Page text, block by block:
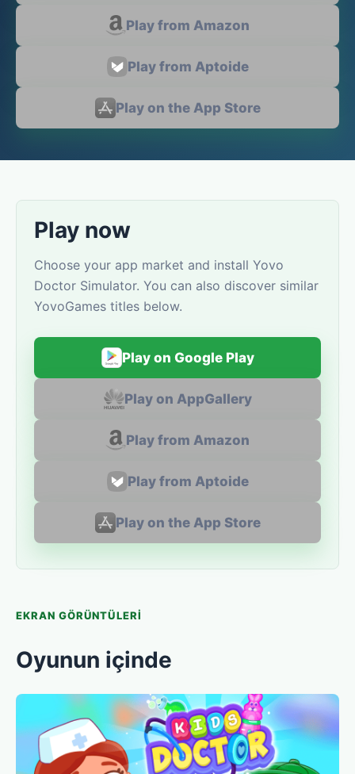
Play from Amazon
Play from Aptoide
Play on the App Store
Play now
Choose your app market and install Yovo
Doctor Simulator. You can also discover similar
YovoGames titles below.
Play on Google Play
Play on AppGallery
Play from Amazon
Play from Aptoide
Play on the App Store
EKRAN GÖRÜNTÜLERI
Oyunun içinde